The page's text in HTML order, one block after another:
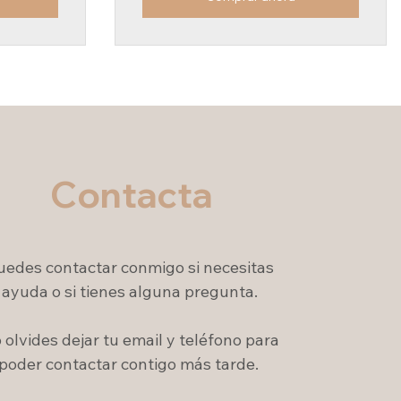
Contacta
contactar conmigo si necesitas
ayuda o si tienes alguna pregunta.
olvides dejar tu email y teléfono para
contactar contigo más tarde.